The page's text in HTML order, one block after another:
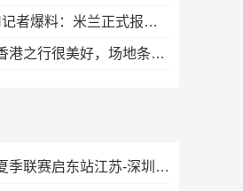
能否上树？ESPN记者爆料：米兰正式报价博卡青年中场帕雷德斯
若纳坦·塔：中国香港之行很美好，场地条件一般 但我们踢得不错
08月07日CBA夏季联赛启东站江苏-深圳全场录像